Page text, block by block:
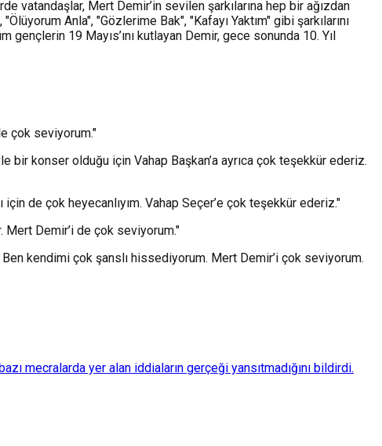
vatandaşlar, Mert Demir’in sevilen şarkılarına hep bir ağızdan
Anla", "Gözlerime Bak", "Kafayı Yaktım" gibi şarkılarını
19 Mayıs’ını kutlayan Demir, gece sonunda 10. Yıl
çok seviyorum."
konser olduğu için Vahap Başkan’a ayrıca çok teşekkür ederiz.
de çok heyecanlıyım. Vahap Seçer’e çok teşekkür ederiz."
Demir’i de çok seviyorum."
kendimi çok şanslı hissediyorum. Mert Demir’i çok seviyorum.
mecralarda yer alan iddiaların gerçeği yansıtmadığını bildirdi.